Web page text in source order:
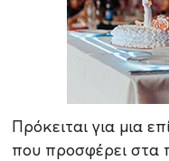
Πρόκειται για μια
που προσφέρει στα